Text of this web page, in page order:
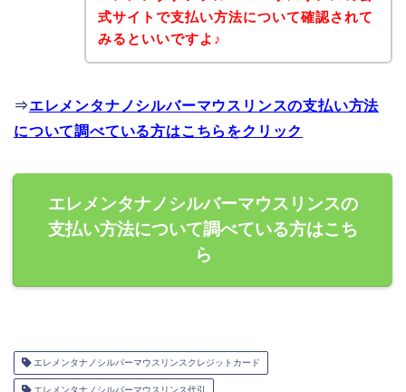
式サイトで支払い方法について確認されて
みるといいですよ♪
⇒エレメンタナノシルバーマウスリンスの支払い方法
について調べている方はこちらをクリック
エレメンタナノシルバーマウスリンスの
支払い方法について調べている方はこち
ら
エレメンタナノシルバーマウスリンスクレジットカード
エレメンタナノシルバーマウスリンス代引